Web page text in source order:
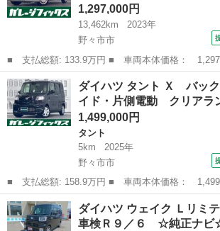
1,297,000円
13,462km
2023年
野々市市
■ 支払総額: 133.9万円 ■ 車両本体価格： 1,297,000 円 ■ メーカ
ー名： ダイハツ ■ 車種名： ミラトコット ■
Ｇ ＳＡＩＩＩ ４ＷＤ ドライブレコーダー
ビ ＴＶ ク...
石川 野々市市 ダイハツ
ダイハツ タント Ｘ バッ
イド・片側電動 クリアラ
1,499,000円
タント
5km
2025年
野々市市
■ 支払総額: 158.9万円 ■ 車両本体価格： 1,499,000 円 ■ メーカ
ー名： ダイハツ ■ 車種名： タント ■ グレ
クカメラ 両側スライド・片側電動 クリアランス
軽減シス...
石川 野々市市 タント
ダイハツ ウェイク Ｌリミ
車検Ｒ９／６ ☆純正ナ